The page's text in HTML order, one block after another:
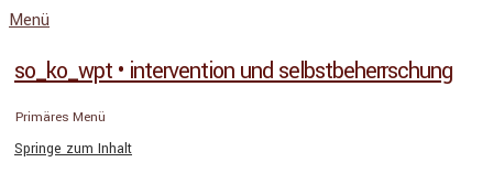
Menü
so_ko_wpt • intervention und selbstbeherrschung
Primäres Menü
Springe zum Inhalt